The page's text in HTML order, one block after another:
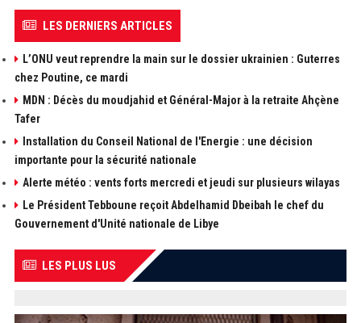
LES DERNIERS ARTICLES
L’ONU veut reprendre la main sur le dossier ukrainien : Guterres
chez Poutine, ce mardi
MDN : Décès du moudjahid et Général-Major à la retraite Ahçène
Tafer
Installation du Conseil National de l'Energie : une décision
importante pour la sécurité nationale
Alerte météo : vents forts mercredi et jeudi sur plusieurs wilayas
Le Président Tebboune reçoit Abdelhamid Dbeibah le chef du
Gouvernement d'Unité nationale de Libye
LES PLUS LUS